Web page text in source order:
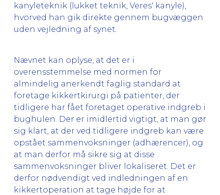
kanyleteknik (lukket teknik, Veres' kanyle),
hvorved han gik direkte gennem bugvæggen
uden vejledning af synet.
Nævnet kan oplyse, at det er i
overensstemmelse med normen for
almindelig anerkendt faglig standard at
foretage kikkertkirurgi på patienter, der
tidligere har fået foretaget operative indgreb i
bughulen. Der er imidlertid vigtigt, at man gør
sig klart, at der ved tidligere indgreb kan være
opstået sammenvoksninger (adhærencer), og
at man derfor må sikre sig at disse
sammenvoksninger bliver lokaliseret. Det er
derfor nødvendigt ved indledningen af en
kikkertoperation at tage højde for at